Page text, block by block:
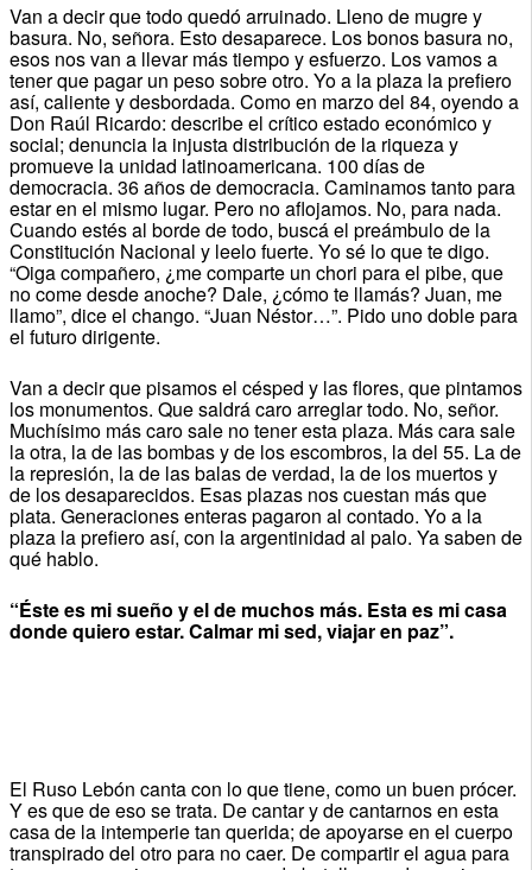
Van a decir que todo quedó arruinado. Lleno de mugre y
basura. No, señora. Esto desaparece. Los bonos basura no,
esos nos van a llevar más tiempo y esfuerzo. Los vamos a
tener que pagar un peso sobre otro. Yo a la plaza la prefiero
así, caliente y desbordada. Como en marzo del 84, oyendo a
Don Raúl Ricardo: describe el crítico estado económico y
social; denuncia la injusta distribución de la riqueza y
promueve la unidad latinoamericana. 100 días de
democracia. 36 años de democracia. Caminamos tanto para
estar en el mismo lugar. Pero no aflojamos. No, para nada.
Cuando estés al borde de todo, buscá el preámbulo de la
Constitución Nacional y leelo fuerte. Yo sé lo que te digo.
“Oiga compañero, ¿me comparte un chori para el pibe, que
no come desde anoche? Dale, ¿cómo te llamás? Juan, me
llamo”, dice el chango. “Juan Néstor…”. Pido uno doble para
el futuro dirigente.
Van a decir que pisamos el césped y las flores, que pintamos
los monumentos. Que saldrá caro arreglar todo. No, señor.
Muchísimo más caro sale no tener esta plaza. Más cara sale
la otra, la de las bombas y de los escombros, la del 55. La de
la represión, la de las balas de verdad, la de los muertos y
de los desaparecidos. Esas plazas nos cuestan más que
plata. Generaciones enteras pagaron al contado. Yo a la
plaza la prefiero así, con la argentinidad al palo. Ya saben de
qué hablo.
“Éste es mi sueño y el de muchos más. Esta es mi casa
donde quiero estar. Calmar mi sed, viajar en paz”.
El Ruso Lebón canta con lo que tiene, como un buen prócer.
Y es que de eso se trata. De cantar y de cantarnos en esta
casa de la intemperie tan querida; de apoyarse en el cuerpo
transpirado del otro para no caer. De compartir el agua para